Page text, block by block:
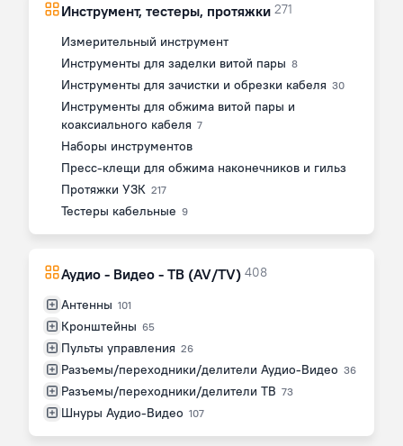
Инструмент, тестеры, протяжки 271
Измерительный инструмент
Инструменты для заделки витой пары 8
Инструменты для зачистки и обрезки кабеля 30
Инструменты для обжима витой пары и
коаксиального кабеля 7
Наборы инструментов
Пресс-клещи для обжима наконечников и гильз
Протяжки УЗК 217
Тестеры кабельные 9
Аудио - Видео - ТВ (AV/TV) 408
Антенны 101
Кронштейны 65
Пульты управления 26
Разъемы/переходники/делители Аудио-Видео 36
Разъемы/переходники/делители ТВ 73
Шнуры Аудио-Видео 107